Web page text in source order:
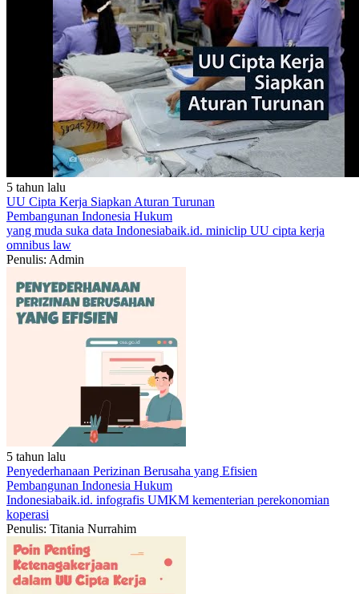
5 tahun lalu
UU Cipta Kerja Siapkan Aturan Turunan
Pembangunan Indonesia Hukum
yang muda suka data Indonesiabaik.id. miniclip UU cipta kerja
omnibus law
Penulis: Admin
5 tahun lalu
Penyederhanaan Perizinan Berusaha yang Efisien
Pembangunan Indonesia Hukum
Indonesiabaik.id. infografis UMKM kementerian perekonomian
koperasi
Penulis: Titania Nurrahim